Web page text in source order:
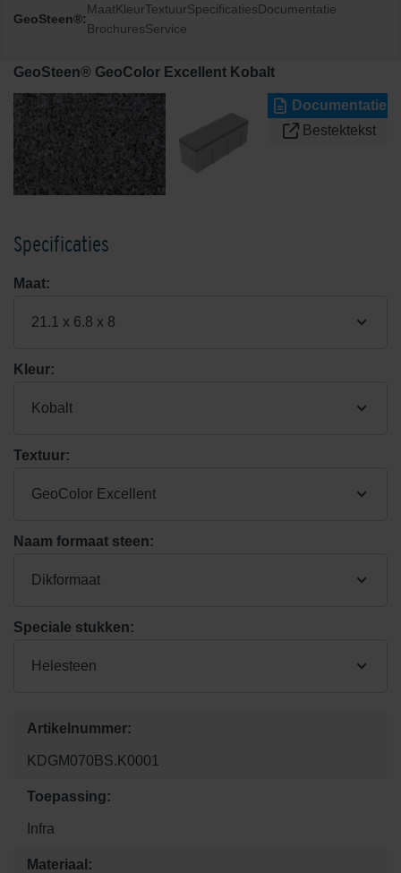
GeoSteen®:
MaatKleurTextuurSpecificatiesDocumentatie
BrochuresService
GeoSteen® GeoColor Excellent Kobalt
Documentatie
Bestektekst
Specificaties
Maat:
21.1 x 6.8 x 8
Kleur:
Kobalt
Textuur:
GeoColor Excellent
Naam formaat steen:
Dikformaat
Speciale stukken:
Helesteen
Artikelnummer:
KDGM070BS.K0001
Toepassing:
Infra
Materiaal: